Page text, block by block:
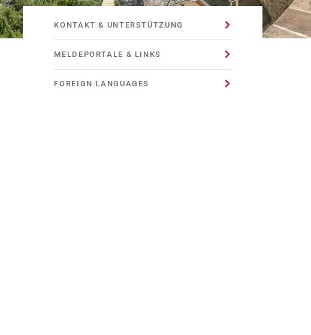
KONTAKT & UNTERSTÜTZUNG
MELDEPORTALE & LINKS
FOREIGN LANGUAGES